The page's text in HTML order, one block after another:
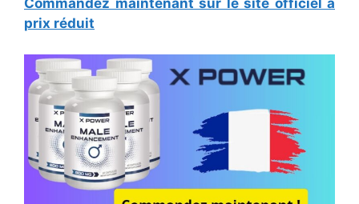
Commandez maintenant sur le site officiel à
prix réduit